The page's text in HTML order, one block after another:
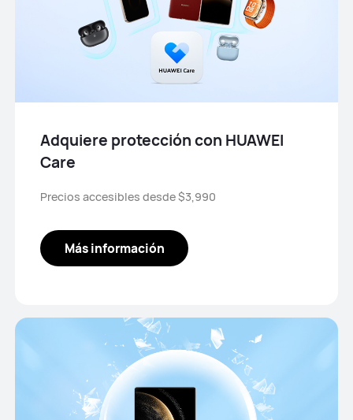
Adquiere protección con HUAWEI
Care
Precios accesibles desde $3,990
Más información